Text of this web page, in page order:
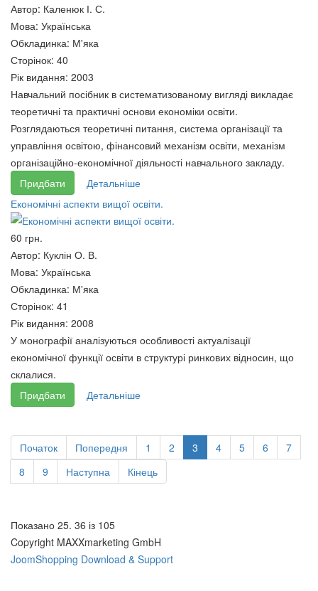
Автор: Каленюк І. С.
Мова: Українська
Обкладинка: М'яка
Сторінок: 40
Рік видання: 2003
Навчальний посібник в систематизованому вигляді викладає
теоретичні та практичні основи економіки освіти.
Розглядаються теоретичні питання, система організації та
управління освітою, фінансовий механізм освіти, механізм
організаційно-економічної діяльності навчального закладу.
Придбати
Детальніше
Економічні аспекти вищої освіти.
60 грн.
Автор: Куклін О. В.
Мова: Українська
Обкладинка: М'яка
Сторінок: 41
Рік видання: 2008
У монографії аналізуються особливості актуалізації
економічної функції освіти в структурі ринкових відносин, що
склалися.
Придбати
Детальніше
Початок Попередня 1 2 3 4 5 6
7
8
9 Наступна Кінець
Показано 25. 36 із 105
Copyright MAXXmarketing GmbH
JoomShopping Download & Support